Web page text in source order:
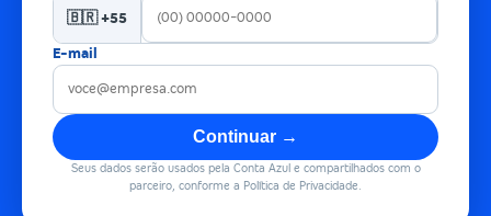
🇧🇷 +55
E-mail
Continuar →
Seus dados serão usados pela Conta Azul e compartilhados com o
parceiro, conforme a Política de Privacidade.